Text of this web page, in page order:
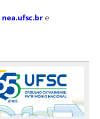
nea.ufsc.br e